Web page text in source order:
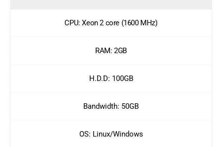
CPU: Xeon 2 core (1600 MHz)
RAM: 2GB
H.D.D: 100GB
Bandwidth: 50GB
OS: Linux/Windows